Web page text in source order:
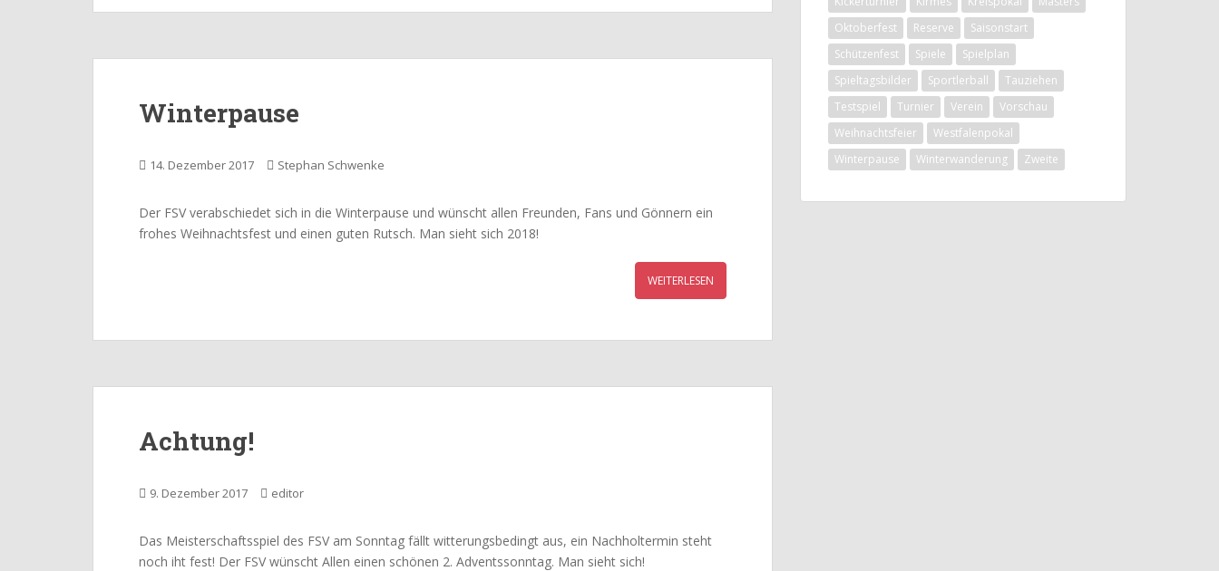
Winterpause
14. Dezember 2017 Stephan Schwenke
Der FSV verabschiedet sich in die Winterpause und wünscht allen Freunden, Fans und Gönnern ein
frohes Weihnachtsfest und einen guten Rutsch. Man sieht sich 2018!
WEITERLESEN
Achtung!
9. Dezember 2017 editor
Das Meisterschaftsspiel des FSV am Sonntag fällt witterungsbedingt aus, ein Nachholtermin steht
noch iht fest! Der FSV wünscht Allen einen schönen 2. Adventssonntag. Man sieht sich!
Oktoberfest
Reserve
Saisonstart
Schützenfest
Spiele
Spielplan
Spieltagsbilder
Sportlerball
Tauziehen
Testspiel
Turnier Verein
Vorschau
Weihnachtsfeier
Westfalenpokal
Winterpause
Winterwanderung Zweite